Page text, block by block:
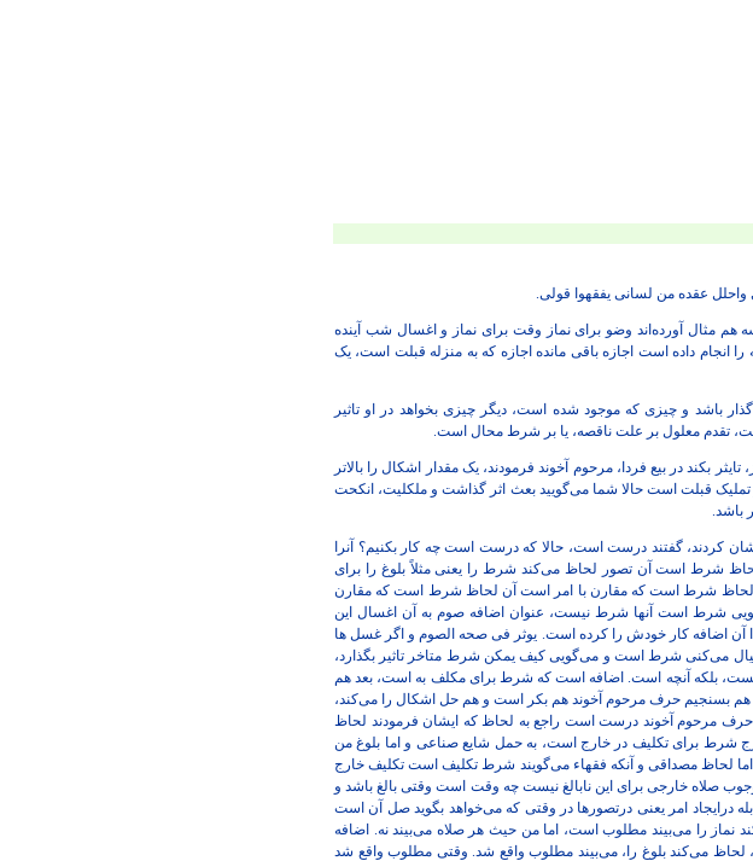
عقده من لسانی یفقهوا قولی.
هم مثال آورده‌اند‌ وضو برای نماز وقت برای نماز و اغسال شب آینده
داده است اجازه باقی مانده اجازه که به منزله قبلت است، یک
باشد و چیزی که موجود شده است، دیگر چیزی بخواهد در او تاثیر
تقدم معلول بر علت ناقصه، یا بر شرط محال است.
بکند در بیع فردا، مرحوم آخوند فرمودند، یک مقدار اشکال را بالاتر
تملیک قبلت است حالا شما می‌گویید بعث اثر گذاشت و ملکلیت، انکحت
باشد.
کردند، گفتند درست است، حالا که درست است چه کار بکنیم؟ آنرا
شرط است آن تصور لحاظ می‌کند شرط را یعنی مثلاً بلوغ را برای
لحاظ شرط است که مقارن با امر است آن لحاظ شرط است که مقارن
شرط است آنها شرط نیست، عنوان اضافه صوم به آن اغسال این
اضافه کار خودش را کرده است. یوثر فی صحه الصوم و اگر غسل ها
می‌کنی شرط است و می‌گویی کیف یمکن شرط متاخر تاثیر بگذارد،
بلکه آنچه است. اضافه است که شرط برای مکلف به است، بعد هم
هم بسنجیم حرف مرحوم آخوند هم بکر است و هم حل اشکال را می‌کند،
حرف مرحوم آخوند درست است راجع به لحاظ که ایشان فرمودند لحاظ
برای تکلیف در خارج است، به حمل شایع صناعی و اما بلوغ من
لحاظ مصداقی و آنکه فقهاء می‌گویند شرط تکلیف است تکلیف خارج
صلاه خارجی برای این نابالغ نیست چه وقت است وقتی بالغ باشد و
درایجاد امر یعنی درتصورها در وقتی که می‌خواهد بگوید صل آن است
نماز را می‌بیند مطلوب است، اما من حیث هر صلاه می‌بیند نه. اضافه
می‌کند بلوغ را، می‌بیند مطلوب واقع شد. وقتی مطلوب واقع شد